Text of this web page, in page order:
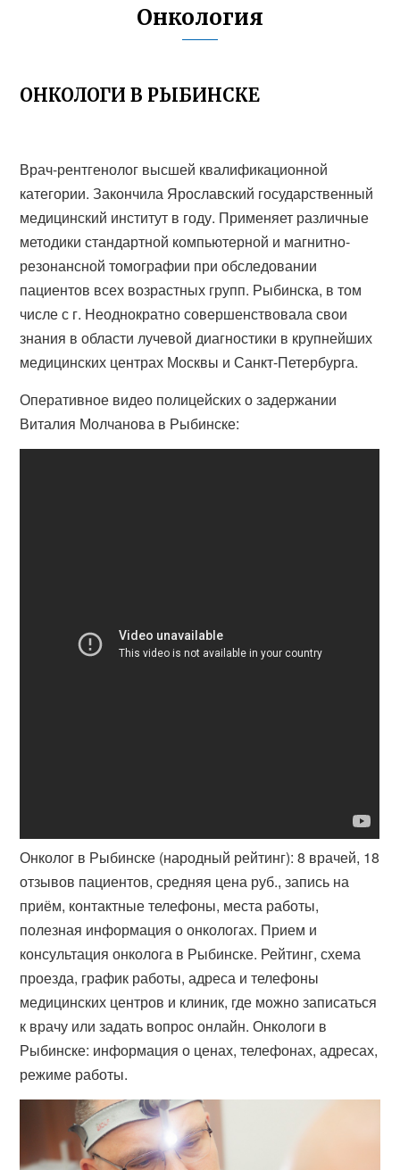
Онкология
ОНКОЛОГИ В РЫБИНСКЕ
Врач-рентгенолог высшей квалификационной
категории. Закончила Ярославский государственный
медицинский институт в году. Применяет различные
методики стандартной компьютерной и магнитно-
резонансной томографии при обследовании
пациентов всех возрастных групп. Рыбинска, в том
числе с г. Неоднократно совершенствовала свои
знания в области лучевой диагностики в крупнейших
медицинских центрах Москвы и Санкт-Петербурга.
Оперативное видео полицейских о задержании
Виталия Молчанова в Рыбинске:
Онколог в Рыбинске (народный рейтинг): 8 врачей, 18
отзывов пациентов, средняя цена руб., запись на
приём, контактные телефоны, места работы,
полезная информация о онкологах. Прием и
консультация онколога в Рыбинске. Рейтинг, схема
проезда, график работы, адреса и телефоны
медицинских центров и клиник, где можно записаться
к врачу или задать вопрос онлайн. Онкологи в
Рыбинске: информация о ценах, телефонах, адресах,
режиме работы.